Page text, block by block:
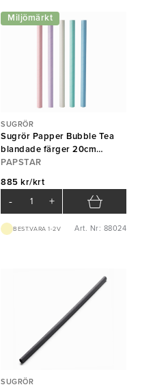
Miljömärkt
SUGRÖR
Sugrör Papper Bubble Tea
blandade färger 20cm
Ø12mm 1200st
PAPSTAR
885 kr/krt
- +
BEST.VARA 1-2V Art. Nr: 88024
SUGRÖR